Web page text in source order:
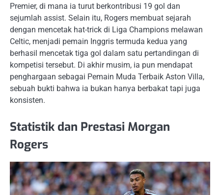
Premier, di mana ia turut berkontribusi 19 gol dan
sejumlah assist. Selain itu, Rogers membuat sejarah
dengan mencetak hat-trick di Liga Champions melawan
Celtic, menjadi pemain Inggris termuda kedua yang
berhasil mencetak tiga gol dalam satu pertandingan di
kompetisi tersebut. Di akhir musim, ia pun mendapat
penghargaan sebagai Pemain Muda Terbaik Aston Villa,
sebuah bukti bahwa ia bukan hanya berbakat tapi juga
konsisten.
Statistik dan Prestasi Morgan
Rogers